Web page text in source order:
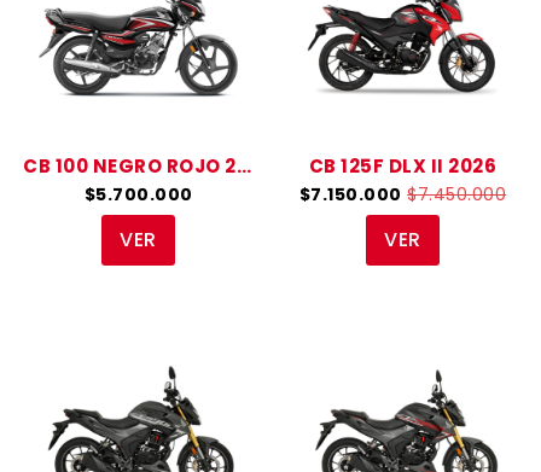
CB 100 NEGRO ROJO 2027
$5.700.000
VER
CB 125F DLX II 2026
$7.150.000 $7.450.000
VER